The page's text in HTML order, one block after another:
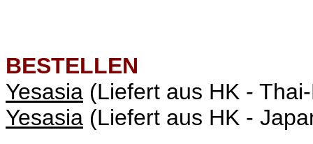
BESTELLEN
Yesasia (Liefert aus HK -
Yesasia (Liefert aus HK -